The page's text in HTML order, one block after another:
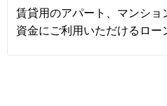
賃貸用のアパート、マンショ
資金にご利用いただけるロー